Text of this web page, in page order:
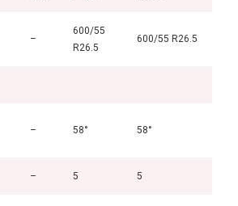
–
600/55
R26.5
600/55 R26.5
– 58° 58°
– 5 5